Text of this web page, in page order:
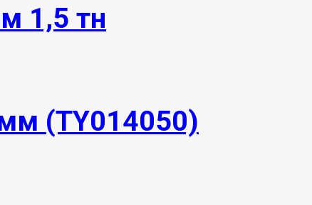
1,5 тн
(TY014050)